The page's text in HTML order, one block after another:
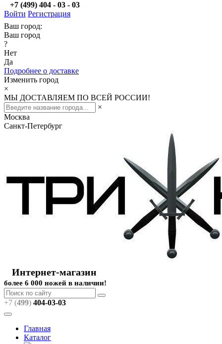
+7 (499) 404 - 03 - 03
Войти Регистрация
Ваш город:
Ваш город
?
Нет
Да
Подробнее о доставке
Изменить город
×
МЫ ДОСТАВЛЯЕМ ПО ВСЕЙ РОССИИ!
×
Москва
Санкт-Петербург
Интернет-магазин
более 6 000 ножей в наличии!
+7 (499) 404-03-03
Главная
Каталог